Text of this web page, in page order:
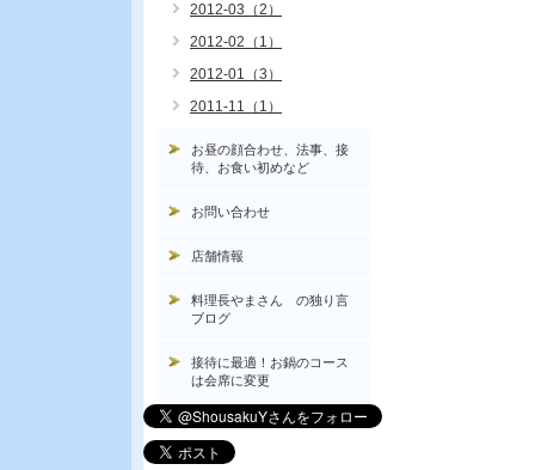
2012-03（2）
2012-02（1）
2012-01（3）
2011-11（1）
お昼の顔合わせ、法事、接
待、お食い初めなど
お問い合わせ
店舗情報
料理長やまさん の独り言
ブログ
接待に最適！お鍋のコース
は会席に変更